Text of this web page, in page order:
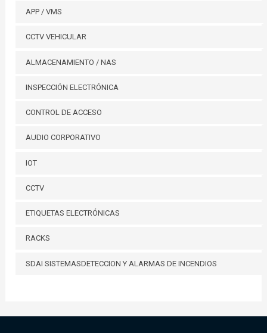
APP / VMS
CCTV VEHICULAR
ALMACENAMIENTO / NAS
INSPECCIÓN ELECTRÓNICA
CONTROL DE ACCESO
AUDIO CORPORATIVO
IOT
CCTV
ETIQUETAS ELECTRÓNICAS
RACKS
SDAI SISTEMASDETECCION Y ALARMAS DE INCENDIOS